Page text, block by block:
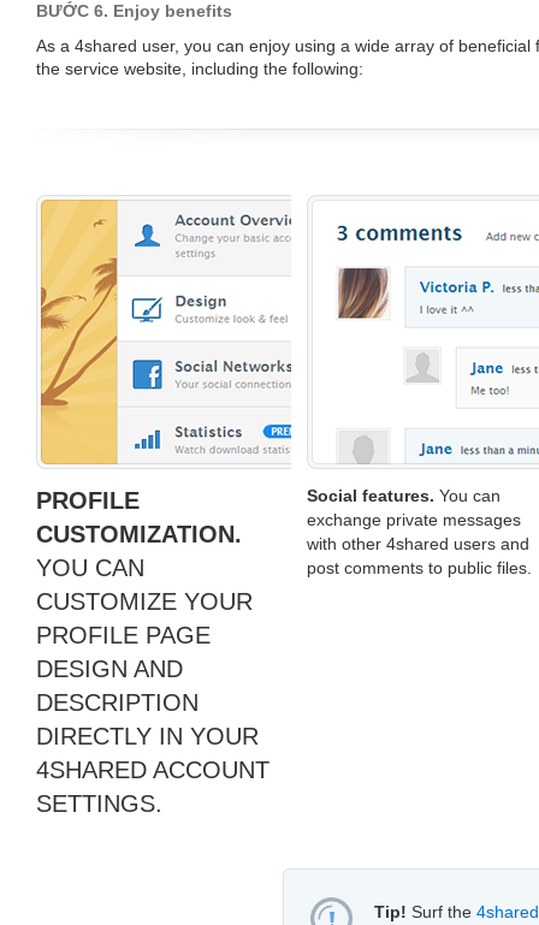
BƯỚC 6. Enjoy benefits
As a 4shared user, you can enjoy using a wide array of
the service website, including the following:
PROFILE
CUSTOMIZATION.
YOU CAN
CUSTOMIZE YOUR
PROFILE PAGE
DESIGN AND
DESCRIPTION
DIRECTLY IN YOUR
4SHARED ACCOUNT
SETTINGS.
Social features. You can
exchange private messages
with other 4shared users and
post comments to public files.
Tip! Surf the